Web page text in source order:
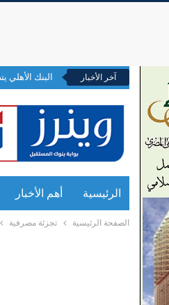
آخر الأخبار البنك الأهلي يتصدر التمويل
الرئيسية أهم الأخبار
الصفحة الرئيسية تجزئة مصرفية